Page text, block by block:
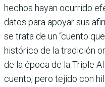
hechos hayan ocurrido
datos para apoyar sus
se trata de un “cuento
histórico de la tradición
de la época de la Triple
cuento, pero tejido con